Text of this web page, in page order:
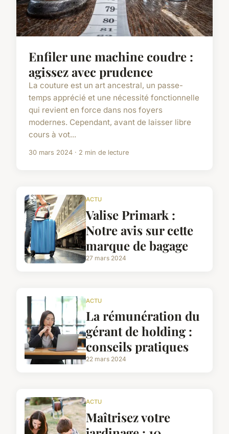
Enfiler une machine coudre :
agissez avec prudence
La couture est un art ancestral, un passe-
temps apprécié et une nécessité fonctionnelle
qui revient en force dans nos foyers
modernes. Cependant, avant de laisser libre
cours à vot...
30 mars 2024 · 2 min de lecture
ACTU
Valise Primark :
Notre avis sur cette
marque de bagage
27 mars 2024
ACTU
La rémunération du
gérant de holding :
conseils pratiques
22 mars 2024
ACTU
Maîtrisez votre